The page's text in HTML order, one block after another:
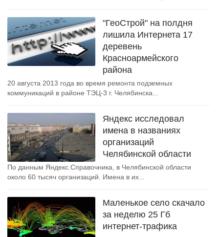
"ГеоСтрой" на полдня
лишила Интернета 17
деревень
Красноармейского
района
20 августа 2013 года во время ремонта подземных
коммуникаций в районе ТЭЦ-3 г. Челябинска...
Яндекс исследовал
имена в названиях
организаций
Челябинской области
По данным Яндекс.Справочника, в Челябинской области
около 60 тысяч организаций. Имена в их...
Маленькое село скачало
за неделю 25 Гб
интернет-трафика